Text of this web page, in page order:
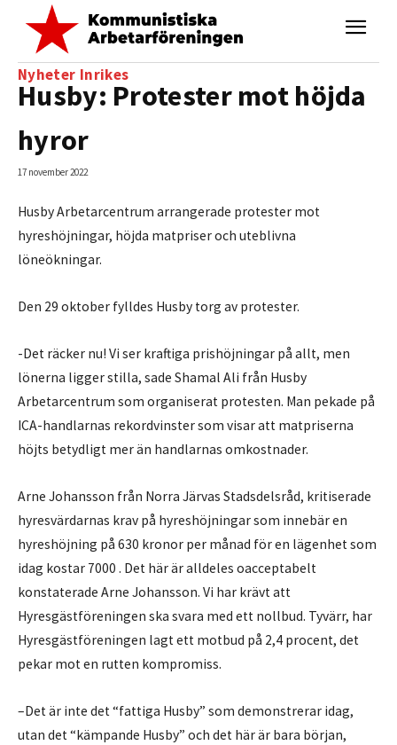
Nyheter Inrikes
Husby: Protester mot höjda
hyror
17 november 2022
Husby Arbetarcentrum arrangerade protester mot
hyreshöjningar, höjda matpriser och uteblivna
löneökningar.
Den 29 oktober fylldes Husby torg av protester.
-Det räcker nu! Vi ser kraftiga prishöjningar på allt, men
lönerna ligger stilla, sade Shamal Ali från Husby
Arbetarcentrum som organiserat protesten. Man pekade på
ICA-handlarnas rekordvinster som visar att matpriserna
höjts betydligt mer än handlarnas omkostnader.
Arne Johansson från Norra Järvas Stadsdelsråd, kritiserade
hyresvärdarnas krav på hyreshöjningar som innebär en
hyreshöjning på 630 kronor per månad för en lägenhet som
idag kostar 7000 . Det här är alldeles oacceptabelt
konstaterade Arne Johansson. Vi har krävt att
Hyresgästföreningen ska svara med ett nollbud. Tyvärr, har
Hyresgästföreningen lagt ett motbud på 2,4 procent, det
pekar mot en rutten kompromiss.
–Det är inte det “fattiga Husby” som demonstrerar idag,
utan det “kämpande Husby” och det här är bara början,